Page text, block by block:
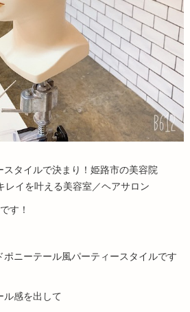
タイルで決まり！姫路市の美容院
レイを叶える美容室／ヘアサロン
す！
ニーテール風パーティースタイルです
感を出して